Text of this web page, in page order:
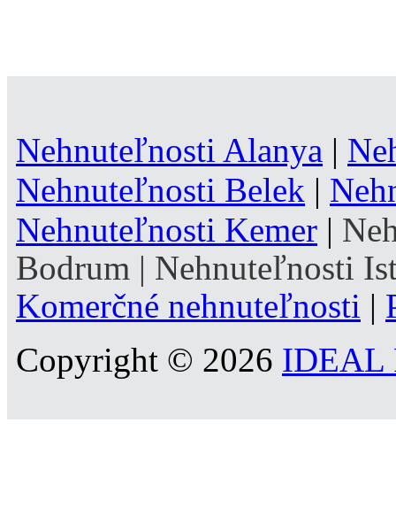
Nehnuteľnosti Alanya |
Nehnuteľnosti Belek |
Nehnuteľnosti Kemer |
Bodrum | Nehnuteľnosti
Komerčné nehnuteľnosti |
Copyright © 2026 IDEAL